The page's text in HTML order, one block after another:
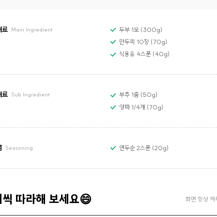
료 Main Ingredient
두부 1모 (300g)
만두피 10장 (70g)
식용유 4스푼 (40g)
료 Sub Ingredient
부추 1줌 (50g)
양파 1/4개 (70g)
Seasoning 연두순 2스푼 (20g)
따라해 보세요😄 화면 항상 켜